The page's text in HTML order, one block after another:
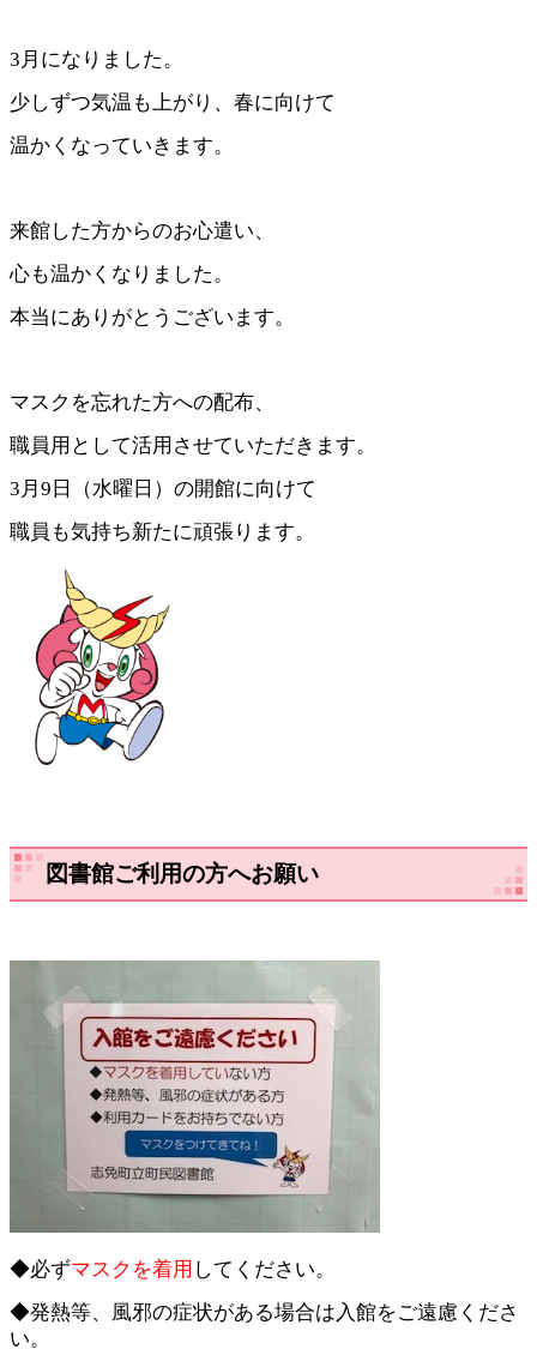
3月になりました。
少しずつ気温も上がり、春に向けて
温かくなっていきます。
来館した方からのお心遣い、
心も温かくなりました。
本当にありがとうございます。
マスクを忘れた方への配布、
職員用として活用させていただきます。
3月9日（水曜日）の開館に向けて
職員も気持ち新たに頑張ります。
図書館ご利用の方へお願い
◆必ずマスクを着用 してください。
◆発熱等、風邪の症状がある場合は入館をご遠慮くださ
い。